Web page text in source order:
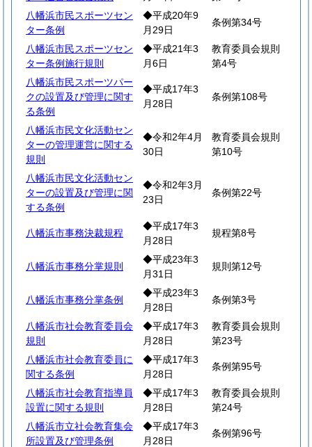
八幡浜市民スポーツセン
ター条例
◆平成20年9
月29日
条例第34号
八幡浜市民スポーツセン
ター条例施行規則
◆平成21年3
月6日
教育委員会規則
第4号
八幡浜市民スポーツパー
クの設置及び管理に関す
る条例
◆平成17年3
月28日
条例第108号
八幡浜市民文化活動セン
ターの管理運営に関する
規則
◆令和2年4月
30日
教育委員会規則
第10号
八幡浜市民文化活動セン
ターの設置及び管理に関
する条例
◆令和2年3月
23日
条例第22号
八幡浜市事務決裁規程
◆平成17年3
月28日
規程第8号
八幡浜市事務分掌規則
◆平成23年3
月31日
規則第12号
八幡浜市事務分掌条例
◆平成23年3
月28日
条例第3号
八幡浜市社会教育委員会
規則
◆平成17年3
月28日
教育委員会規則
第23号
八幡浜市社会教育委員に
関する条例
◆平成17年3
月28日
条例第95号
八幡浜市社会教育指導員
設置に関する規則
◆平成17年3
月28日
教育委員会規則
第24号
八幡浜市立社会教育集会
所設置及び管理条例
◆平成17年3
月28日
条例第96号